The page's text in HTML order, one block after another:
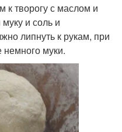
к творогу с маслом и
и соль и
липнуть к рукам, при
муки.